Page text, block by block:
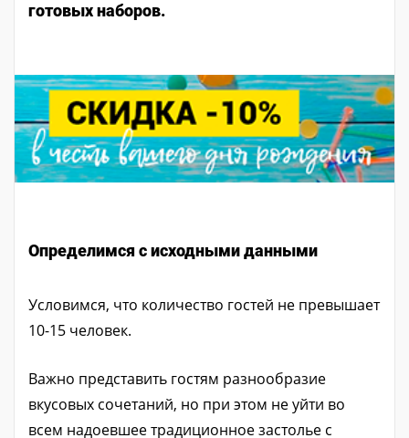
готовых наборов.
Определимся с исходными данными
Условимся, что количество гостей не превышает
10-15 человек.
Важно представить гостям разнообразие
вкусовых сочетаний, но при этом не уйти во
всем надоевшее традиционное застолье с